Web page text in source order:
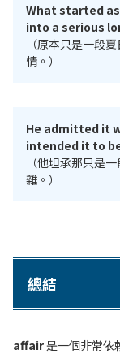
What started
into a serious
（原本只是一段
情。）
He admitted it
intended it to
（他坦承那只是
雜。）
總結
affair是一個非常依